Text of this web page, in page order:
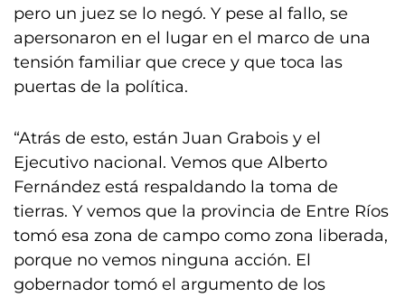
pero un juez se lo negó. Y pese al fallo, se
apersonaron en el lugar en el marco de una
tensión familiar que crece y que toca las
puertas de la política.
“Atrás de esto, están Juan Grabois y el
Ejecutivo nacional. Vemos que Alberto
Fernández está respaldando la toma de
tierras. Y vemos que la provincia de Entre Ríos
tomó esa zona de campo como zona liberada,
porque no vemos ninguna acción. El
gobernador tomó el argumento de los